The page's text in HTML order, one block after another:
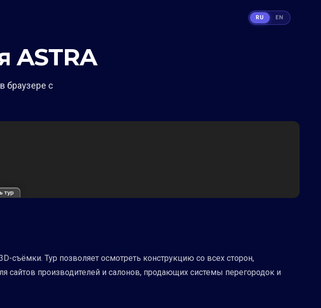
ASTRA
браузере с
тур
съёмки. Тур позволяет осмотреть конструкцию со всех сторон,
сайтов производителей и салонов, продающих системы перегородок и
RU EN